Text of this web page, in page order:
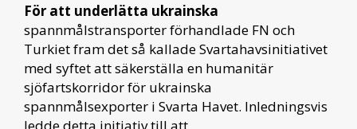
För att underlätta ukrainska
spannmålstransporter förhandlade FN och
Turkiet fram det så kallade Svartahavsinitiativet
med syftet att säkerställa en humanitär
sjöfartskorridor för ukrainska
spannmålsexporter i Svarta Havet. Inledningsvis
ledde detta initiativ till att